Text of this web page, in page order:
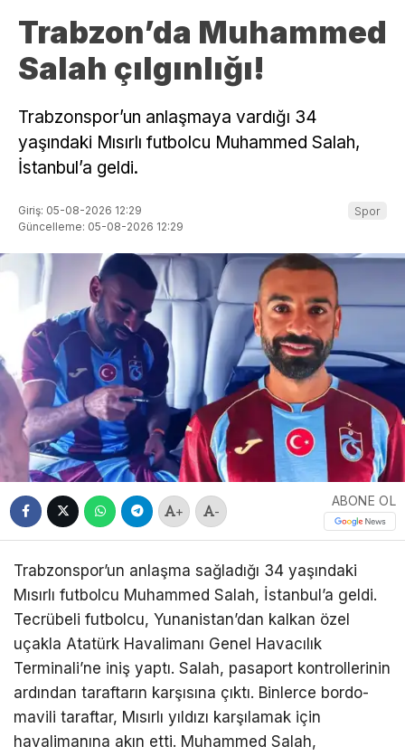
Trabzon’da Muhammed
Salah çılgınlığı!
Trabzonspor’un anlaşmaya vardığı 34
yaşındaki Mısırlı futbolcu Muhammed Salah,
İstanbul’a geldi.
Giriş: 05-08-2026 12:29
Güncelleme: 05-08-2026 12:29
Spor
+ -
ABONE OL
Trabzonspor’un anlaşma sağladığı 34 yaşındaki
Mısırlı futbolcu Muhammed Salah, İstanbul’a geldi.
Tecrübeli futbolcu, Yunanistan’dan kalkan özel
uçakla Atatürk Havalimanı Genel Havacılık
Terminali’ne iniş yaptı. Salah, pasaport kontrollerinin
ardından taraftarın karşısına çıktı. Binlerce bordo-
mavili taraftar, Mısırlı yıldızı karşılamak için
havalimanına akın etti. Muhammed Salah,